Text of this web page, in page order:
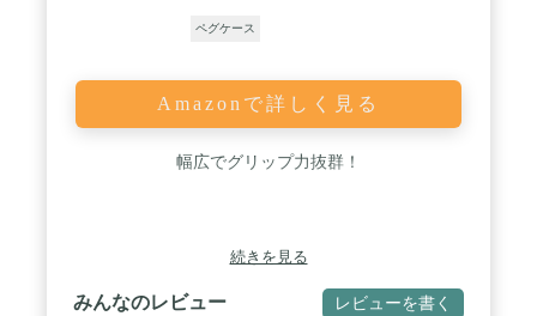
ペグケース
Amazonで詳しく見る
幅広でグリップ力抜群！
続きを見る
みんなのレビュー レビューを書く